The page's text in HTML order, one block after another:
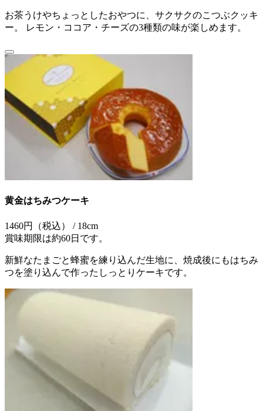
お茶うけやちょっとしたおやつに、サクサクのこつぶクッキ
ー。 レモン・ココア・チーズの3種類の味が楽しめます。
黄金はちみつケーキ
1460円（税込） / 18cm
賞味期限は約60日です。
新鮮なたまごと蜂蜜を練り込んだ生地に、焼成後にもはちみ
つを塗り込んで作ったしっとりケーキです。